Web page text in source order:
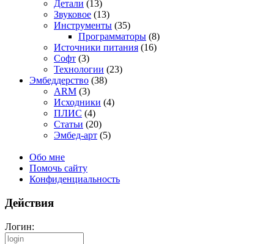
Детали (13)
Звуковое (13)
Инструменты (35)
Программаторы (8)
Источники питания (16)
Софт (3)
Технологии (23)
Эмбеддерство (38)
ARM (3)
Исходники (4)
ПЛИС (4)
Статьи (20)
Эмбед-арт (5)
Обо мне
Помочь сайту
Конфиденциальность
Действия
Логин: